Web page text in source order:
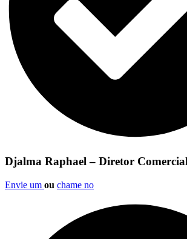
Djalma Raphael – Diretor Comercial
Envie um ou chame no